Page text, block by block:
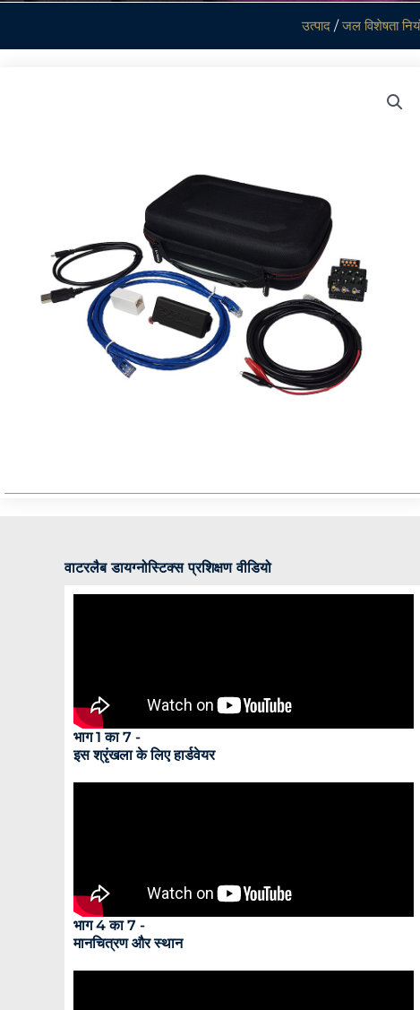
उत्पाद/जल विशेषता
वाटरलैब डायग्नोस्टिक्स प्रशिक्षण वीडियो
भाग 1 का 7 -
इस श्रृंखला के लिए हार्डवेयर
भाग 4 का 7 -
मानचित्रण और स्थान